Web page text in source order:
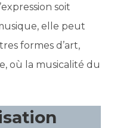
soit
elle peut
formes d’art,
où la musicalité du